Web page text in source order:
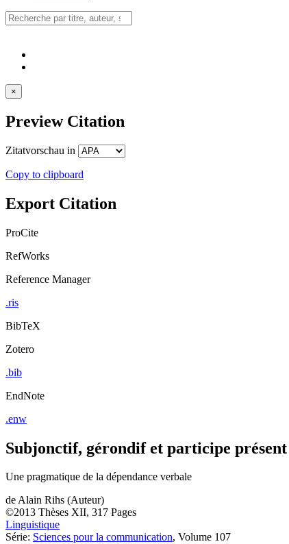
×
Preview Citation
Zitatvorschau in
Copy to clipboard
Export Citation
ProCite
RefWorks
Reference Manager
.ris
BibTeX
Zotero
.bib
EndNote
.enw
Subjonctif, gérondif et participe
Une pragmatique de la dépendance verbale
deAlain Rihs (Auteur)
©2013 Thèses XII, 317 Pages
Linguistique
Série: Sciences pour la communication, Volume 107